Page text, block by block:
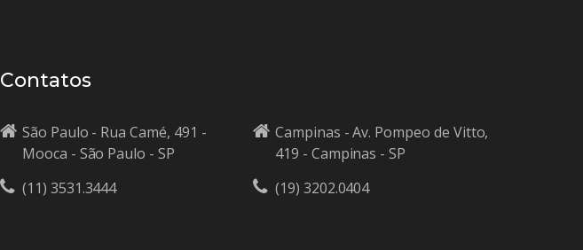
Contatos
São Paulo - Rua Camé, 491 -
Mooca - São Paulo - SP
(11) 3531.3444
Campinas - Av. Pompeo de Vitto,
419 - Campinas - SP
(19) 3202.0404